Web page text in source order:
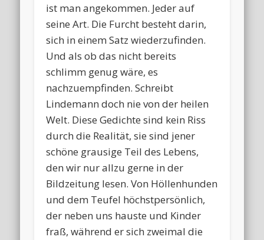
ist man angekommen. Jeder auf
seine Art. Die Furcht besteht darin,
sich in einem Satz wiederzufinden.
Und als ob das nicht bereits
schlimm genug wäre, es
nachzuempfinden. Schreibt
Lindemann doch nie von der heilen
Welt. Diese Gedichte sind kein Riss
durch die Realität, sie sind jener
schöne grausige Teil des Lebens,
den wir nur allzu gerne in der
Bildzeitung lesen. Von Höllenhunden
und dem Teufel höchstpersönlich,
der neben uns hauste und Kinder
fraß, während er sich zweimal die